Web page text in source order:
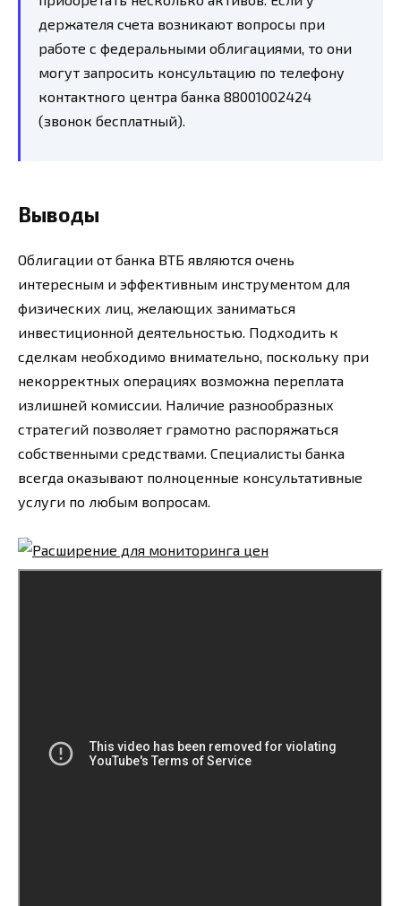
держателя счета возникают вопросы при
работе с федеральными облигациями, то они
могут запросить консультацию по телефону
контактного центра банка 88001002424
(звонок бесплатный).
Выводы
Облигации от банка ВТБ являются очень
интересным и эффективным инструментом для
физических лиц, желающих заниматься
инвестиционной деятельностью. Подходить к
сделкам необходимо внимательно, поскольку при
некорректных операциях возможна переплата
излишней комиссии. Наличие разнообразных
стратегий позволяет грамотно распоряжаться
собственными средствами. Специалисты банка
всегда оказывают полноценные консультативные
услуги по любым вопросам.